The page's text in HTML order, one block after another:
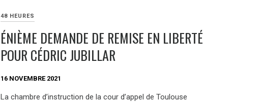
48 HEURES
ÉNIÈME DEMANDE DE REMISE EN LIBERTÉ
POUR CÉDRIC JUBILLAR
16 NOVEMBRE 2021
La chambre d’instruction de la cour d’appel de Toulouse